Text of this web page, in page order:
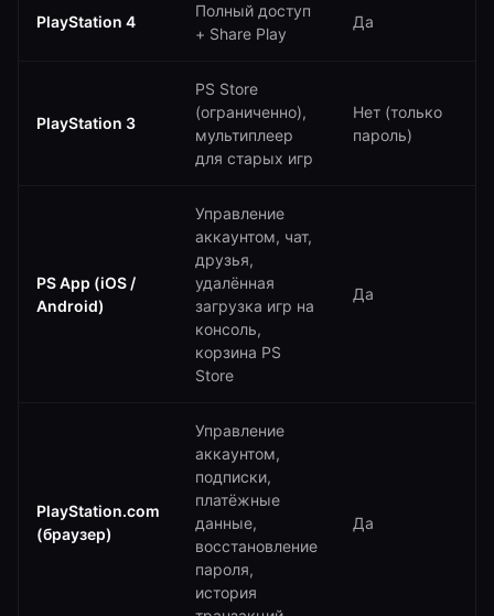
PlayStation 4
Полный доступ
+ Share Play
Да
PlayStation 3
PS Store
(ограниченно),
мультиплеер
для старых игр
Нет (только
пароль)
PS App (iOS /
Android)
Управление
аккаунтом, чат,
друзья,
удалённая
загрузка игр на
консоль,
корзина PS
Store
Да
PlayStation.com
(браузер)
Управление
аккаунтом,
подписки,
платёжные
данные,
восстановление
пароля,
история
Да